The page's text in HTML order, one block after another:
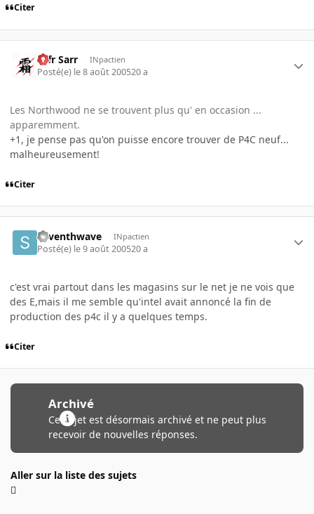
Citer
Ulfr Sarr INpactien
Posté(e) le 8 août 200520 a
Les Northwood ne se trouvent plus qu' en occasion ...
apparemment.
+1, je pense pas qu'on puisse encore trouver de P4C neuf...
malheureusement!
Citer
Seventhwave INpactien
Posté(e) le 9 août 200520 a
c'est vrai partout dans les magasins sur le net je ne vois que
des E,mais il me semble qu'intel avait annoncé la fin de
production des p4c il y a quelques temps.
Citer
Archivé
Ce sujet est désormais archivé et ne peut plus
recevoir de nouvelles réponses.
Aller sur la liste des sujets